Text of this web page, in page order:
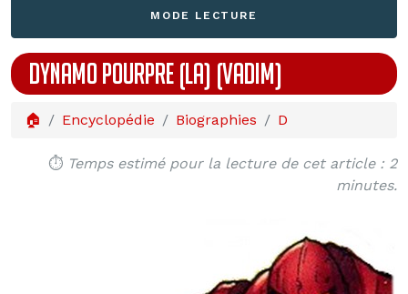
MODE LECTURE
DYNAMO POURPRE (LA) (VADIM)
🏠 Encyclopédie Biographies D
⏱️ Temps estimé pour la lecture de cet article : 2
minutes.